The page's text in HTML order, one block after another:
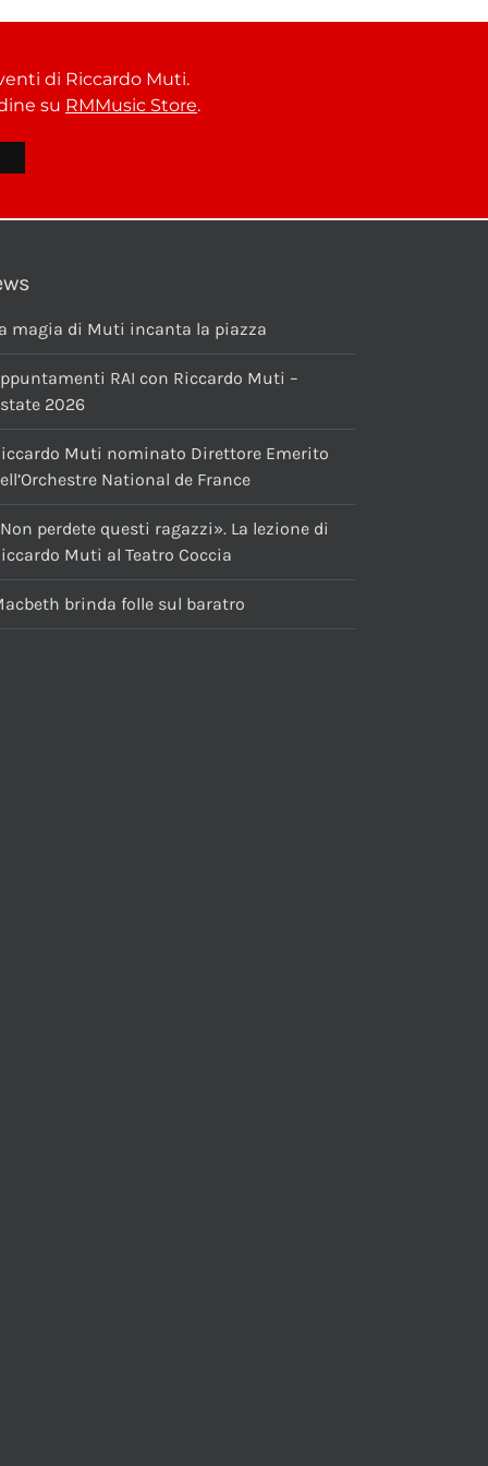
di Riccardo Muti.
su RMMusic Store.
magia di Muti incanta la piazza
RAI con Riccardo Muti –
2026
Muti nominato Direttore Emerito
National de France
perdete questi ragazzi». La lezione di
Muti al Teatro Coccia
brinda folle sul baratro